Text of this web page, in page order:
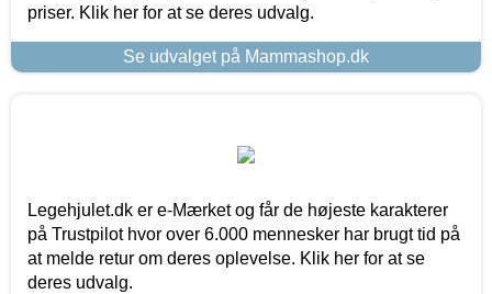
priser. Klik her for at se deres udvalg.
Se udvalget på Mammashop.dk
Legehjulet.dk er e-Mærket og får de højeste karakterer
på Trustpilot hvor over 6.000 mennesker har brugt tid på
at melde retur om deres oplevelse. Klik her for at se
deres udvalg.